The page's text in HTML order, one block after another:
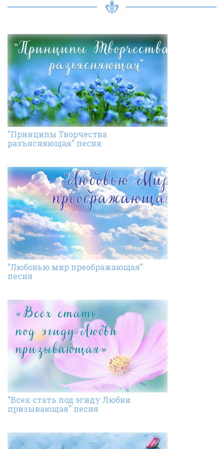
"Принципы Творчества
разъясняющая" песня
"Любовью мир преображающая"
песня
"Всех стать под эгиду Любви
призывающая" песня